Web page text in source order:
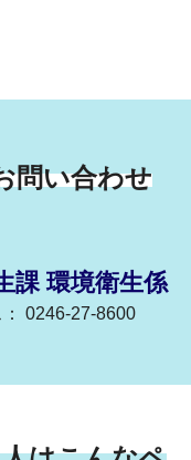
問い合わせ
課 環境衛生係
0246-27-8600